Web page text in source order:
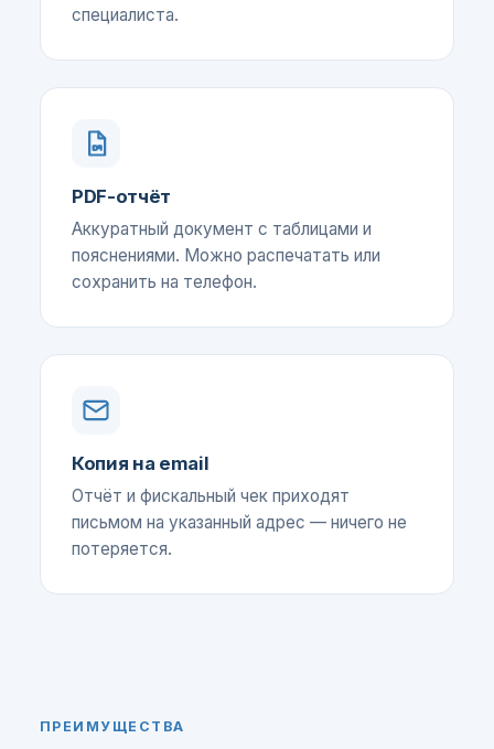
специалиста.
PDF-отчёт
Аккуратный документ с таблицами и
пояснениями. Можно распечатать или
сохранить на телефон.
Копия на email
Отчёт и фискальный чек приходят
письмом на указанный адрес — ничего не
потеряется.
ПРЕИМУЩЕСТВА